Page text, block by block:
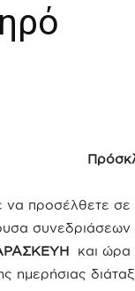
να προσέλθετε σε
συνεδριάσεων
και ώρα
ημερήσιας